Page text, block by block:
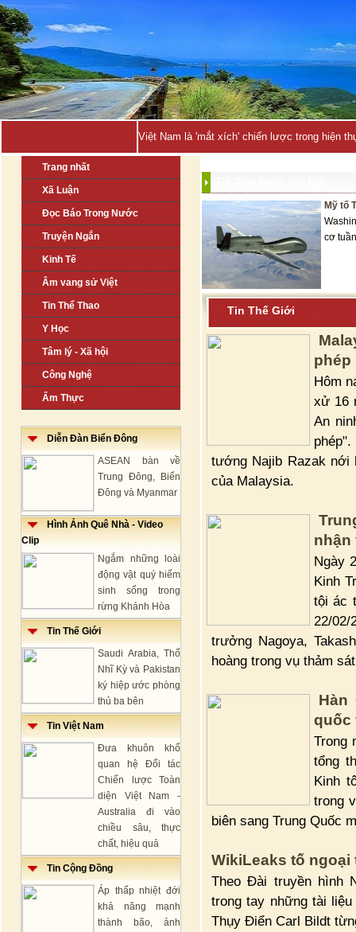
Việt Nam là 'mắt xích' chiến lược trong hiện
Trang nhất
Xã Luận
Đọc Báo Trong Nước
Truyện Ngắn
Kinh Tế
Âm vang sử Việt
Tin Thể Thao
Y Học
Tâm lý - Xã hội
Công Nghệ
Ẩm Thực
Diễn Đàn Biển Đông
ASEAN bàn về
Trung Đông, Biển
Đông và Myanmar
Hình Ảnh Quê Nhà - Video
Clip
Ngắm những loài
động vật quý hiếm
sinh sống trong
rừng Khánh Hòa
Tin Thế Giới
Saudi Arabia, Thổ
Nhĩ Kỳ và Pakistan
ký hiệp ước phòng
thủ ba bên
Tin Việt Nam
Đưa khuôn khổ
quan hệ Đối tác
Chiến lược Toàn
diện Việt Nam -
Australia đi vào
chiều sâu, thực
chất, hiệu quả
Tin Cộng Đồng
Áp thấp nhiệt đới
khả năng mạnh
thành bão, ảnh
Mỹ tố
cơ
Tin Thế Giới
phép
Hôm
xử 16
An
tướng Najib Razak nới
của Malaysia.
nhận
Ngày
Kinh
tội ác
22/
trưởng Nagoya,
hoàng trong vụ thảm
Hàn
quốc
Trong
tổng
Kinh
trong
biên sang Trung Quốc
WikiLeaks tố
Theo Đài truyền hình
trong tay những tài
Thụy Điển Carl Bildt